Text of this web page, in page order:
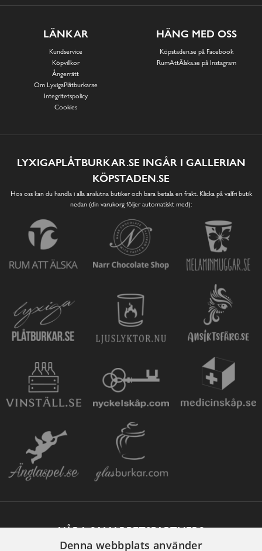
LÄNKAR
Kundservice
Köpvillkor
Ångerrätt
Om LyxigaPlåtburkar.se
Integritetspolicy
Cookies
HÄNG MED OSS
Köpstaden.se på Facebook
RumAttÄlska.se på Instagram
LYXIGAPLÅTBURKAR.SE INGÅR I GALLERIAN
KÖPSTADEN.SE
Hos oss kan du handla i alla anslutna butiker och bara betala en frakt. Klicka på valfri butik
nedan (din varukorg följer automatiskt med):
VÅRA SAMARBETSPARTNERS
Denna webbplats använder